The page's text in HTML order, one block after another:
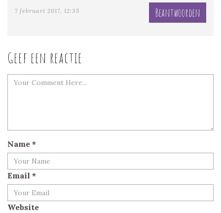
7 februari 2017, 12:35 Beantwoorden
Geef een reactie
Name *
Email *
Website